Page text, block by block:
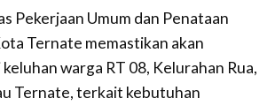
Pekerjaan Umum dan Penataan
Ternate memastikan akan
warga RT 08, Kelurahan Rua,
Ternate, terkait kebutuhan